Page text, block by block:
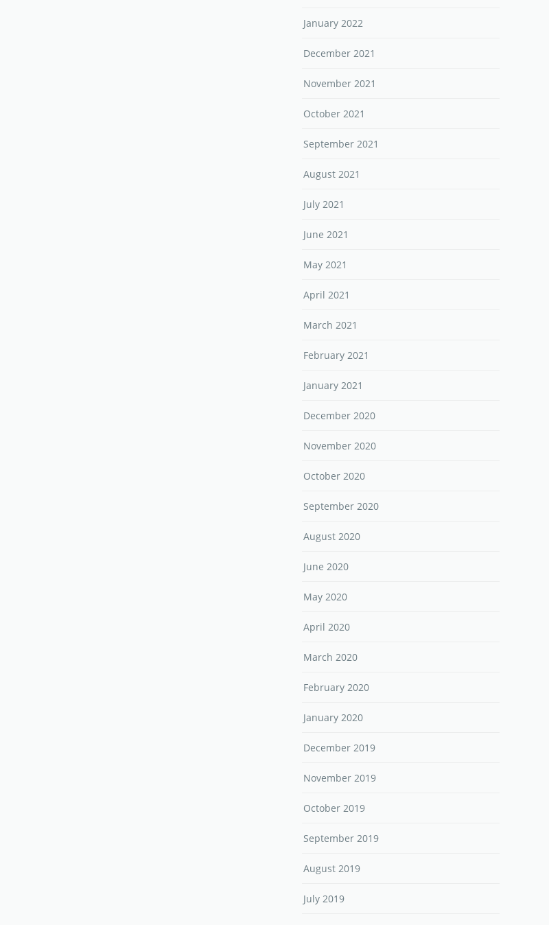
January 2022
December 2021
November 2021
October 2021
September 2021
August 2021
July 2021
June 2021
May 2021
April 2021
March 2021
February 2021
January 2021
December 2020
November 2020
October 2020
September 2020
August 2020
June 2020
May 2020
April 2020
March 2020
February 2020
January 2020
December 2019
November 2019
October 2019
September 2019
August 2019
July 2019